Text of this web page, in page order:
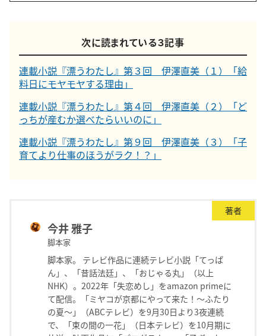
次に読まれている３記事
連載小説『漂うわたし』第３回 伊澤直美（１）「給
料日にモヤモヤする理由」
連載小説『漂うわたし』第４回 伊澤直美（２）「ど
っちが産むか選べたらいいのに」
連載小説『漂うわたし』第９回 伊澤直美（３）「子
育てより仕事のほうがラク！？」
著者
今井 雅子
脚本家
脚本家。 テレビ作品に連続テレビ小説「てっぱ
ん」、「昔話法廷」、「おじゃる丸」（以上
NHK）。2022年「失恋めし」をamazon primeに
て配信。「ミヤコが京都にやって来た！〜ふたり
の夏〜」（ABCテレビ）を9月30日より3夜連続
で、「束の間の一花」（日本テレビ）を10月期に